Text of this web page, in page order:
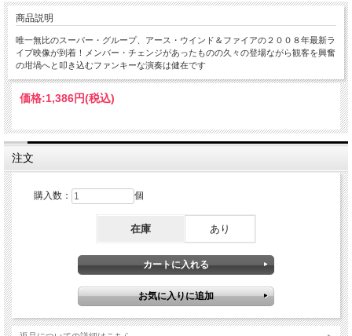
商品説明
唯一無比のスーパー・グループ、アース・ウインド＆ファイアの２００８年最新ラ
イブ映像が到着！メンバー・チェンジがあったものの久々の登場ながら観客を興奮
の坩堝へと叩き込むファンキーな演奏は健在です
価格:1,386円(税込)
注文
購入数： 個
在庫 あり